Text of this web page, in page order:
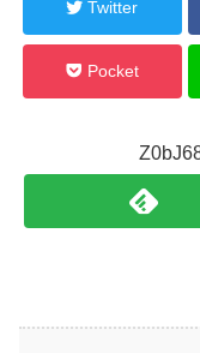
Twitter
Pocket